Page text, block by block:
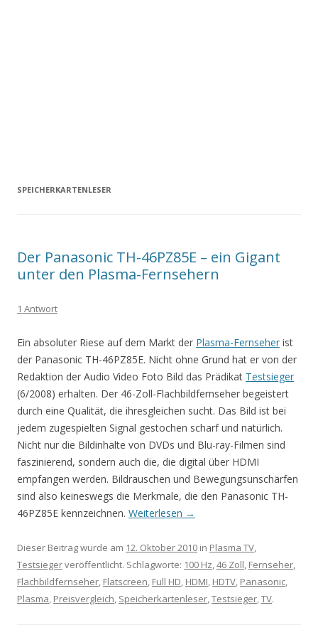
SPEICHERKARTENLESER
Der Panasonic TH-46PZ85E – ein Gigant
unter den Plasma-Fernsehern
1 Antwort
Ein absoluter Riese auf dem Markt der Plasma-Fernseher ist
der Panasonic TH-46PZ85E. Nicht ohne Grund hat er von der
Redaktion der Audio Video Foto Bild das Prädikat Testsieger
(6/2008) erhalten. Der 46-Zoll-Flachbildfernseher begeistert
durch eine Qualität, die ihresgleichen sucht. Das Bild ist bei
jedem zugespielten Signal gestochen scharf und natürlich.
Nicht nur die Bildinhalte von DVDs und Blu-ray-Filmen sind
faszinierend, sondern auch die, die digital über HDMI
empfangen werden. Bildrauschen und Bewegungsunschärfen
sind also keineswegs die Merkmale, die den Panasonic TH-
46PZ85E kennzeichnen. Weiterlesen →
Dieser Beitrag wurde am 12. Oktober 2010 in Plasma TV,
Testsiegerveröffentlicht. Schlagworte: 100 Hz,46 Zoll, Fernseher,
Flachbildfernseher, Flatscreen, Full HD, HDMI, HDTV, Panasonic,
Plasma, Preisvergleich, Speicherkartenleser,Testsieger,TV.